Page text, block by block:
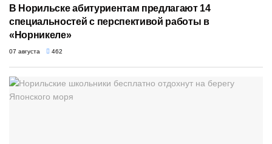
В Норильске абитуриентам предлагают 14
специальностей с перспективой работы в
«Норникеле»
07 августа 462